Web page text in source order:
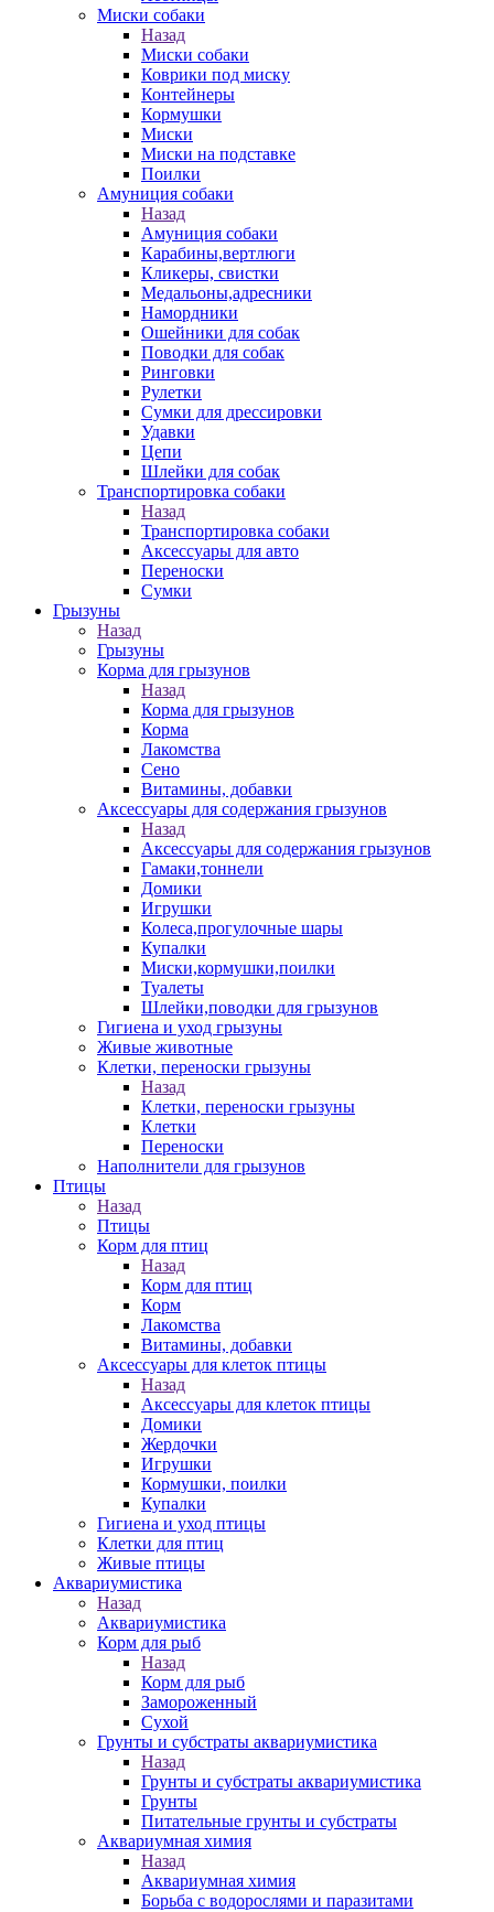
Миски собаки
Назад
Миски собаки
Коврики под миску
Контейнеры
Кормушки
Миски
Миски на подставке
Поилки
Амуниция собаки
Назад
Амуниция собаки
Карабины,вертлюги
Кликеры, свистки
Медальоны,адресники
Намордники
Ошейники для собак
Поводки для собак
Ринговки
Рулетки
Сумки для дрессировки
Удавки
Цепи
Шлейки для собак
Транспортировка собаки
Назад
Транспортировка собаки
Аксессуары для авто
Переноски
Сумки
Грызуны
Назад
Грызуны
Корма для грызунов
Назад
Корма для грызунов
Корма
Лакомства
Сено
Витамины, добавки
Аксессуары для содержания грызунов
Назад
Аксессуары для содержания грызунов
Гамаки,тоннели
Домики
Игрушки
Колеса,прогулочные шары
Купалки
Миски,кормушки,поилки
Туалеты
Шлейки,поводки для грызунов
Гигиена и уход грызуны
Живые животные
Клетки, переноски грызуны
Назад
Клетки, переноски грызуны
Клетки
Переноски
Наполнители для грызунов
Птицы
Назад
Птицы
Корм для птиц
Назад
Корм для птиц
Корм
Лакомства
Витамины, добавки
Аксессуары для клеток птицы
Назад
Аксессуары для клеток птицы
Домики
Жердочки
Игрушки
Кормушки, поилки
Купалки
Гигиена и уход птицы
Клетки для птиц
Живые птицы
Аквариумистика
Назад
Аквариумистика
Корм для рыб
Назад
Корм для рыб
Замороженный
Сухой
Грунты и субстраты аквариумистика
Назад
Грунты и субстраты аквариумистика
Грунты
Питательные грунты и субстраты
Аквариумная химия
Назад
Аквариумная химия
Борьба с водорослями и паразитами